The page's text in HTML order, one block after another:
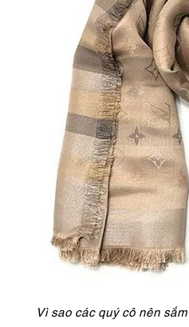
Vì sao các quý cô nên